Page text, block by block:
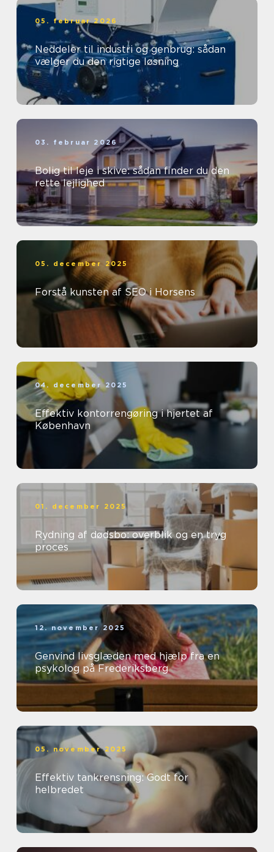
05. februar 2026
Neddeler til industri og genbrug: sådan
vælger du den rigtige løsning
03. februar 2026
Bolig til leje i skive: sådan finder du den
rette lejlighed
05. december 2025
Forstå kunsten af SEO i Horsens
04. december 2025
Effektiv kontorrengøring i hjertet af
København
01. december 2025
Rydning af dødsbo: overblik og en tryg
proces
12. november 2025
Genvind livsglæden med hjælp fra en
psykolog på Frederiksberg
05. november 2025
Effektiv tankrensning: Godt for
helbredet